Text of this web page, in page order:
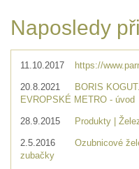
Naposledy
11.10.2017 https://
20.8.2021
BORIS
EVROPSKÉ METRO - úvod
28.9.2015 Produkty |
2.5.2016
Ozubnicové
zubačky